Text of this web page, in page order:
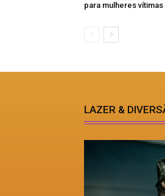
para mulheres
LAZER &